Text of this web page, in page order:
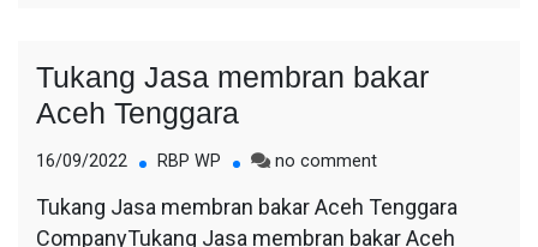
Tukang Jasa membran bakar
Aceh Tenggara
16/09/2022 RBP WP no commenton
Jasa
membran
Tukang Jasa membran bakar Aceh Tenggara
CompanyTukang Jasa membran bakar Aceh